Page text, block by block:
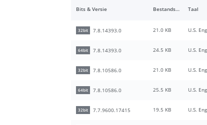
Bits & Versie Bestandsgrootte Taal
32bit 7.8.14393.0 21.0 KB U.S.
64bit 7.8.14393.0 24.5 KB U.S.
32bit 7.8.10586.0 21.0 KB U.S.
64bit 7.8.10586.0 25.5 KB U.S.
32bit 7.7.9600.17415 19.5 KB U.S.